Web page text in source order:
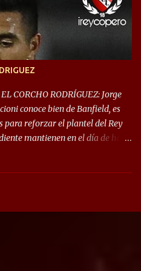
2021. ¡Este año hay
CORCHO RODRÍGUEZ: Jorge
conoce bien de Banfield, es
para reforzar el plantel del Rey
mantienen en el día de hoy
por lo que se sabe, Banfield
pase por una cifra cercana a los
central titular del Banfield y